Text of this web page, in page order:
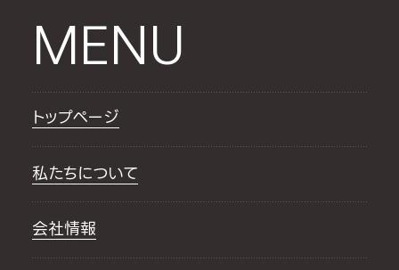
MENU
トップページ
私たちについて
会社情報